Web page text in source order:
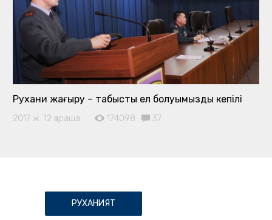
Рухани жаңғыру – табысты ел болуымыздың кепілі
2017 ж. 12 қараша 174098 37
РУХАНИЯТ